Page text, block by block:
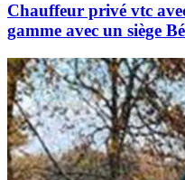
Chauffeur privé vtc
gamme avec un siège